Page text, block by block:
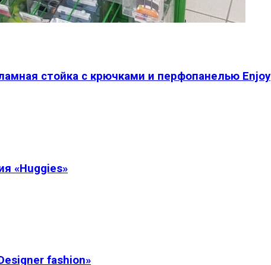
стойка с крючками и перфопанелью Enjoy
«Huggies»
fashion»